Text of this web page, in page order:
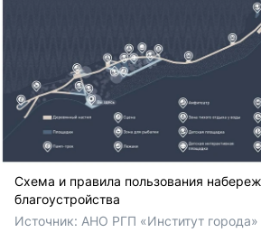
Схема и правила пользования
благоустройства
Источник: АНО РГП «Институт города»